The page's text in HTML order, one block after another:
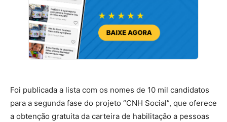
Foi publicada a lista com os nomes de 10 mil candidatos
para a segunda fase do projeto “CNH Social”, que oferece
a obtenção gratuita da carteira de habilitação a pessoas